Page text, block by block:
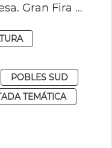
Recorridos guiados Devesa. Gran Fira de València
POBLES SUD
TEMÁTICA